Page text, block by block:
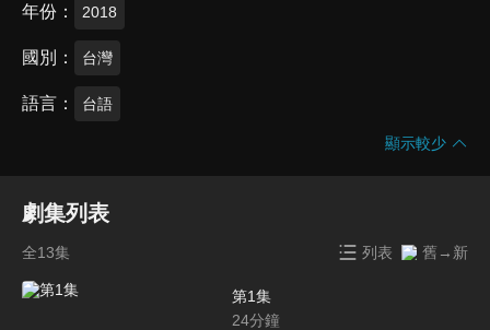
年份 2018
國別 台灣
語言 台語
顯示較少
劇集列表
全13集 列表 舊→新
第1集
24分鐘